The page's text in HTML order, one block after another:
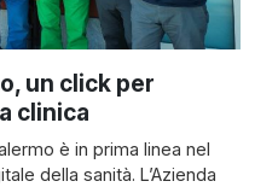
un click per
clinica
è in prima linea nel
della sanità. L’Azienda